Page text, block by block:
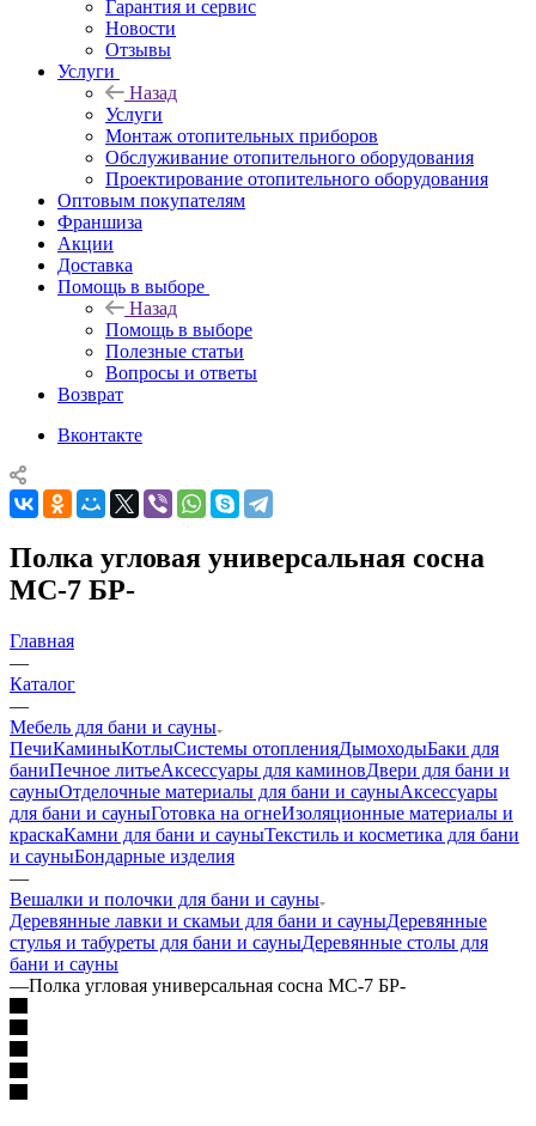
Гарантия и сервис
Новости
Отзывы
Услуги
Назад
Услуги
Монтаж отопительных приборов
Обслуживание отопительного оборудования
Проектирование отопительного оборудования
Оптовым покупателям
Франшиза
Акции
Доставка
Помощь в выборе
Назад
Помощь в выборе
Полезные статьи
Вопросы и ответы
Возврат
Вконтакте
Полка угловая универсальная сосна
МС-7 БР-
Главная
—
Каталог
—
Мебель для бани и сауны
ПечиКаминыКотлыСистемы отопленияДымоходыБаки для
баниПечное литьеАксессуары для каминовДвери для бани и
сауныОтделочные материалы для бани и сауныАксессуары
для бани и сауныГотовка на огнеИзоляционные материалы и
краскаКамни для бани и сауныТекстиль и косметика для бани
и сауныБондарные изделия
—
Вешалки и полочки для бани и сауны
Деревянные лавки и скамьи для бани и сауныДеревянные
стулья и табуреты для бани и сауныДеревянные столы для
бани и сауны
—Полка угловая универсальная сосна МС-7 БР-